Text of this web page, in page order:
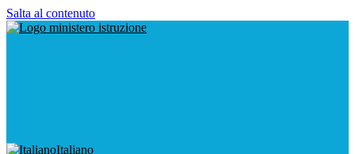
Salta al contenuto
Italiano